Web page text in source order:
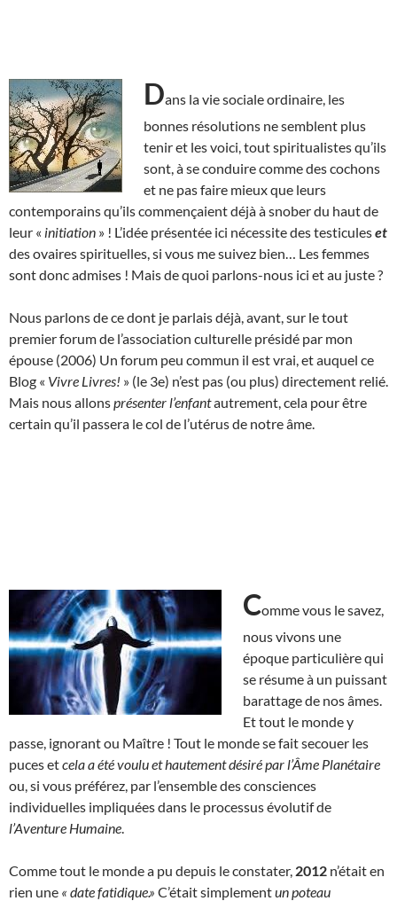
Dans la vie sociale ordinaire, les
bonnes résolutions ne semblent plus
tenir et les voici, tout spiritualistes qu’ils
sont, à se conduire comme des cochons
et ne pas faire mieux que leurs
contemporains qu’ils commençaient déjà à snober du haut de
leur « initiation » ! L’idée présentée ici nécessite des testiculeset
des ovaires spirituelles, si vous me suivez bien… Les femmes
sont donc admises ! Mais de quoi parlons-nous ici et au juste ?
Nous parlons de ce dont je parlais déjà, avant, sur le tout
premier forum de l’association culturelle présidé par mon
épouse (2006) Un forum peu commun il est vrai, et auquel ce
Blog « Vivre Livres! » (le 3e) n’est pas (ou plus) directement relié.
Mais nous allonsprésenter l’enfantautrement, cela pour être
certain qu’il passera le col de l’utérus de notre âme.
Comme vous le savez,
nous vivons une
époque particulière qui
se résume à un puissant
barattage de nos âmes.
Et tout le monde y
passe, ignorant ou Maître ! Tout le monde se fait secouer les
puces etcela a été voulu et hautement désiré par l’Âme Planétaire
ou, si vous préférez, par l’ensemble des consciences
individuelles impliquées dans le processus évolutif de
l’Aventure Humaine
Comme tout le monde a pu depuis le constater, 2012 n’était en
rien une « date fatidique.» C’était simplementun poteau